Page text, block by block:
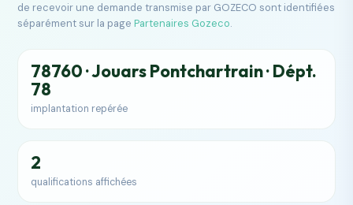
de recevoir une demande transmise par GOZECO sont identifiées
séparément sur la pagePartenaires Gozeco.
78760 · Jouars Pontchartrain · Dépt.
78
implantation repérée
2
qualifications affichées